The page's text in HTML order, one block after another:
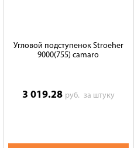
Угловой подступенок Stroeher
9000(755) camaro
3 019.28 руб. за штуку